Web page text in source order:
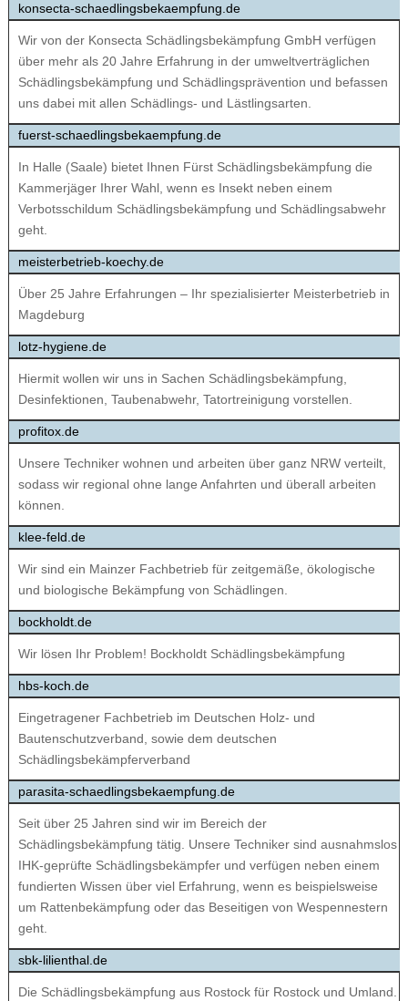
konsecta-schaedlingsbekaempfung.de
Wir von der Konsecta Schädlingsbekämpfung GmbH verfügen
über mehr als 20 Jahre Erfahrung in der umweltverträglichen
Schädlingsbekämpfung und Schädlingsprävention und befassen
uns dabei mit allen Schädlings- und Lästlingsarten.
fuerst-schaedlingsbekaempfung.de
In Halle (Saale) bietet Ihnen Fürst Schädlingsbekämpfung die
Kammerjäger Ihrer Wahl, wenn es Insekt neben einem
Verbotsschildum Schädlingsbekämpfung und Schädlingsabwehr
geht.
meisterbetrieb-koechy.de
Über 25 Jahre Erfahrungen – Ihr spezialisierter Meisterbetrieb in
Magdeburg
lotz-hygiene.de
Hiermit wollen wir uns in Sachen Schädlingsbekämpfung,
Desinfektionen, Taubenabwehr, Tatortreinigung vorstellen.
profitox.de
Unsere Techniker wohnen und arbeiten über ganz NRW verteilt,
sodass wir regional ohne lange Anfahrten und überall arbeiten
können.
klee-feld.de
Wir sind ein Mainzer Fachbetrieb für zeitgemäße, ökologische
und biologische Bekämpfung von Schädlingen.
bockholdt.de
Wir lösen Ihr Problem! Bockholdt Schädlingsbekämpfung
hbs-koch.de
Eingetragener Fachbetrieb im Deutschen Holz- und
Bautenschutzverband, sowie dem deutschen
Schädlingsbekämpferverband
parasita-schaedlingsbekaempfung.de
Seit über 25 Jahren sind wir im Bereich der
Schädlingsbekämpfung tätig. Unsere Techniker sind ausnahmslos
IHK-geprüfte Schädlingsbekämpfer und verfügen neben einem
fundierten Wissen über viel Erfahrung, wenn es beispielsweise
um Rattenbekämpfung oder das Beseitigen von Wespennestern
geht.
sbk-lilienthal.de
Die Schädlingsbekämpfung aus Rostock für Rostock und Umland.